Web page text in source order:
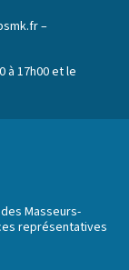
–
à 17h00 et le
Masseurs-
représentatives